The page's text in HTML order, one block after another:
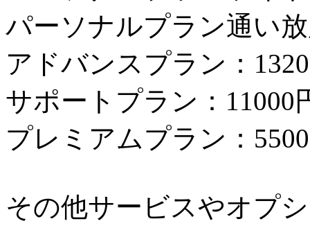
パーソナルプラン通い
アドバンスプラン：
サポートプラン：11000
プレミアムプラン：
その他サービスやオプ